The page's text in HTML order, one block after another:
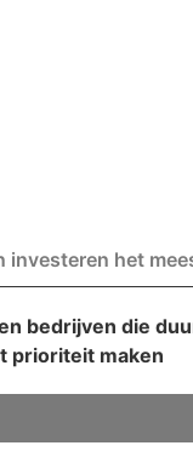
investeren het
bedrijven die
prioriteit maken